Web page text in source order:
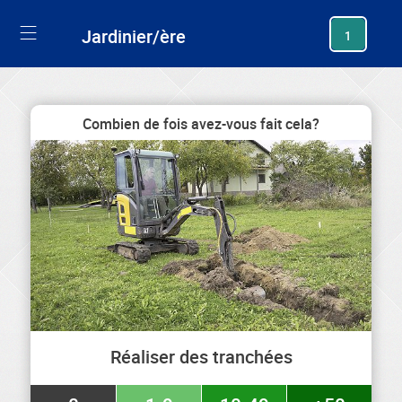
Jardinier/ère 1
Combien de fois avez-vous fait cela?
Réaliser des tranchées